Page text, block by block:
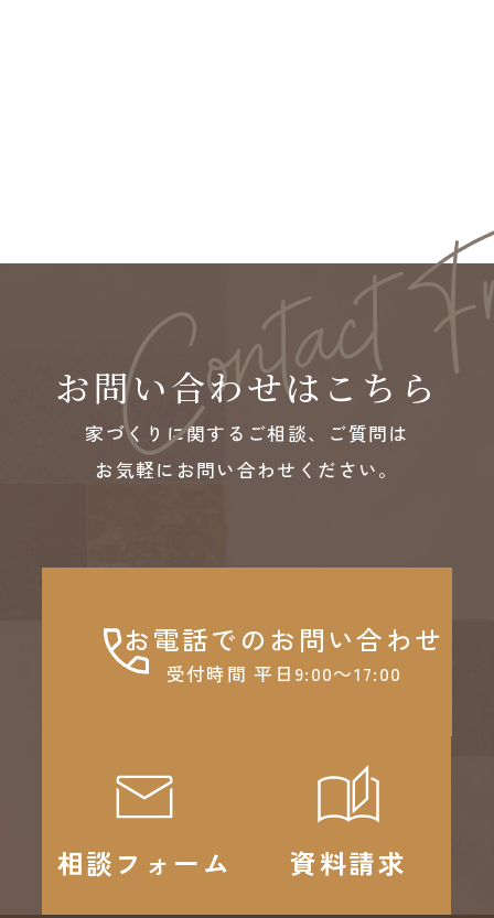
お問い合わせはこちら
家づくりに関するご相談、ご質問は
お気軽にお問い合わせください。
お電話でのお問い合わせ
受付時間 平日9:00～17:00
相談フォーム 資料請求